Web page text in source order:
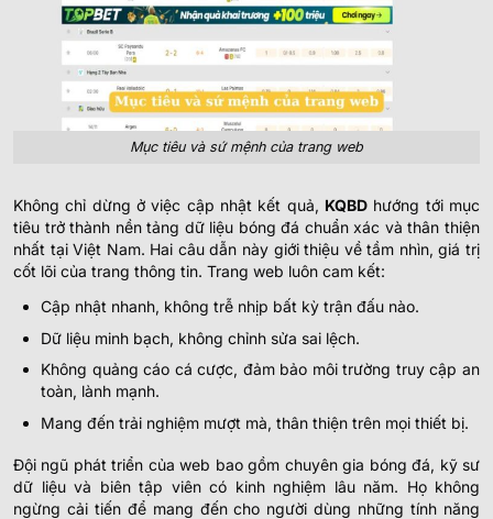
Mục tiêu và sứ mệnh của trang web
Không chỉ dừng ở việc cập nhật kết quả, KQBD hướng tới mục
tiêu trở thành nền tảng dữ liệu bóng đá chuẩn xác và thân thiện
nhất tại Việt Nam. Hai câu dẫn này giới thiệu về tầm nhìn, giá trị
cốt lõi của trang thông tin. Trang web luôn cam kết:
Cập nhật nhanh, không trễ nhịp bất kỳ trận đấu nào.
Dữ liệu minh bạch, không chỉnh sửa sai lệch.
Không quảng cáo cá cược, đảm bảo môi trường truy cập an
toàn, lành mạnh.
Mang đến trải nghiệm mượt mà, thân thiện trên mọi thiết bị.
Đội ngũ phát triển của web bao gồm chuyên gia bóng đá, kỹ sư
dữ liệu và biên tập viên có kinh nghiệm lâu năm. Họ không
ngừng cải tiến để mang đến cho người dùng những tính năng